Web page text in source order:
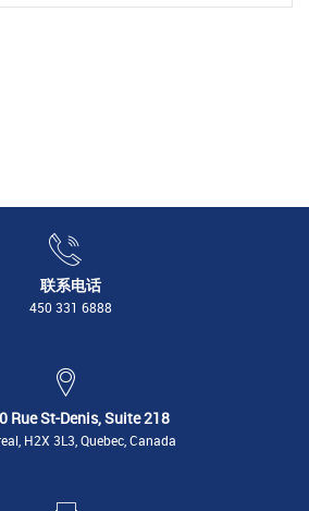
联系电话
450 331 6888
Rue St-Denis, Suite 218
H2X 3L3, Quebec, Canada